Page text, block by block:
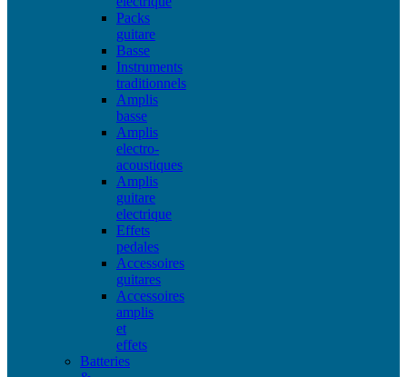
Packs
guitare
Basse
Instruments
traditionnels
Amplis
basse
Amplis
electro-
acoustiques
Amplis
guitare
electrique
Effets
pedales
Accessoires
guitares
Accessoires
amplis
et
effets
Batteries